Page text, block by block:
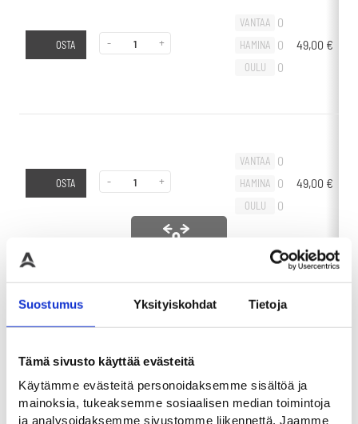
Suostumus Yksityiskohdat Tietoja
Tämä sivusto käyttää evästeitä
Käytämme evästeitä personoidaksemme sisältöä ja
mainoksia, tukeaksemme sosiaalisen median toimintoja
ja analysoidaksemme sivustomme liikennettä. Jaamme
OSTA - +
VANTAA 0
HAMINA 0
OULU 0
49,00 €
OSTA - +
VANTAA 0
HAMINA 0
OULU 0
49,00 €
VANTAA 0